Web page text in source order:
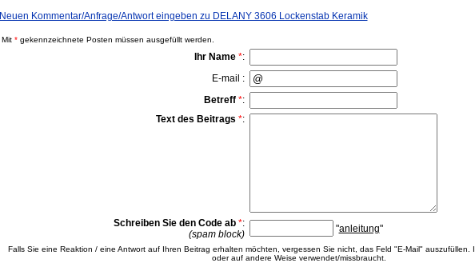
Neuen Kommentar/Anfrage/Antwort eingeben zu DELANY 3606 Lockenstab Keramik
Mit *gekennzeichnete Posten müssen ausgefüllt werden.
Ihr Name *:
E-mail :
Betreff *:
Text des Beitrags *:
Schreiben Sie den Code ab *:
(spam block)
"anleitung"
Falls Sie eine Reaktion / eine Antwort auf Ihren Beitrag erhalten möchten, vergessen Sie nicht, das Feld "E-Mail" auszufüllen.
oder auf andere Weise verwendet/missbraucht.